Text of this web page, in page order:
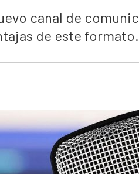
canal de
de este formato.